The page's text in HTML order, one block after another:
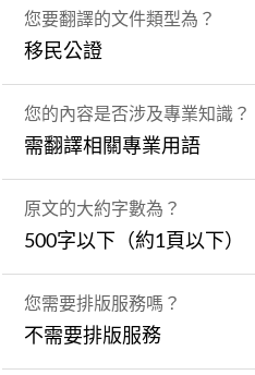
您要翻譯的文件類型為？
移民公證
您的內容是否涉及專業知識？
需翻譯相關專業用語
原文的大約字數為？
500字以下（約1頁以下）
您需要排版服務嗎？
不需要排版服務